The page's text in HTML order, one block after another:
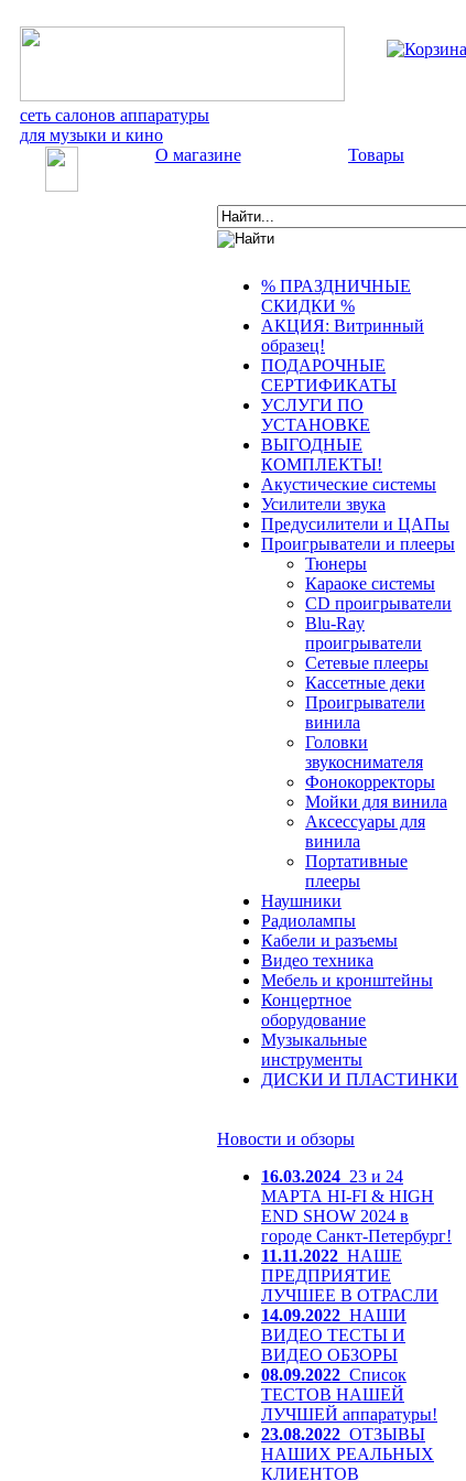
сеть салонов аппаратуры
для музыки и кино
О магазине Товары
% ПРАЗДНИЧНЫЕ
СКИДКИ %
АКЦИЯ: Витринный
образец!
ПОДАРОЧНЫЕ
СЕРТИФИКАТЫ
УСЛУГИ ПО
УСТАНОВКЕ
ВЫГОДНЫЕ
КОМПЛЕКТЫ!
Акустические системы
Усилители звука
Предусилители и ЦАПы
Проигрыватели и плееры
Тюнеры
Караоке системы
CD проигрыватели
Blu-Ray
проигрыватели
Сетевые плееры
Кассетные деки
Проигрыватели
винила
Головки
звукоснимателя
Фонокорректоры
Мойки для винила
Аксессуары для
винила
Портативные
плееры
Наушники
Радиолампы
Кабели и разъемы
Видео техника
Мебель и кронштейны
Концертное
оборудование
Музыкальные
инструменты
ДИСКИ И ПЛАСТИНКИ
Новости и обзоры
16.03.2024 23 и 24
МАРТА HI-FI & HIGH
END SHOW 2024 в
городе Санкт-Петербург!
11.11.2022 НАШЕ
ПРЕДПРИЯТИЕ
ЛУЧШЕЕ В ОТРАСЛИ
14.09.2022 НАШИ
ВИДЕО ТЕСТЫ И
ВИДЕО ОБЗОРЫ
08.09.2022 Список
ТЕСТОВ НАШЕЙ
ЛУЧШЕЙ аппаратуры!
23.08.2022 ОТЗЫВЫ
НАШИХ РЕАЛЬНЫХ
КЛИЕНТОВ